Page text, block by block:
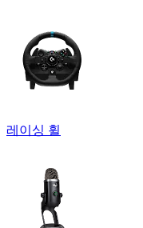
레이싱 휠